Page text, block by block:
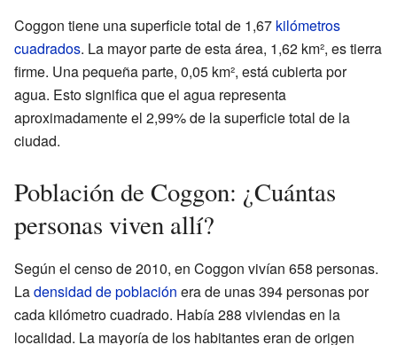
Coggon tiene una superficie total de 1,67 kilómetros
cuadrados. La mayor parte de esta área, 1,62 km², es tierra
firme. Una pequeña parte, 0,05 km², está cubierta por
agua. Esto significa que el agua representa
aproximadamente el 2,99% de la superficie total de la
ciudad.
Población de Coggon: ¿Cuántas
personas viven allí?
Según el censo de 2010, en Coggon vivían 658 personas.
Ladensidad de población era de unas 394 personas por
cada kilómetro cuadrado. Había 288 viviendas en la
localidad. La mayoría de los habitantes eran de origen